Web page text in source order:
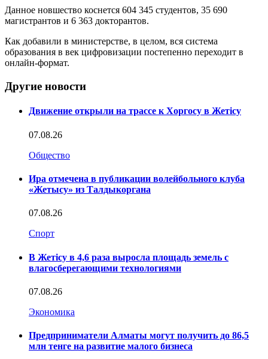
Данное новшество коснется 604 345 студентов, 35 690
магистрантов и 6 363 докторантов.
Как добавили в министерстве, в целом, вся система
образования в век цифровизации постепенно переходит в
онлайн-формат.
Другие новости
Движение открыли на трассе к Хоргосу в Жетісу
07.08.26
Общество
Ира отмечена в публикации волейбольного клуба
«Жетысу» из Талдыкоргана
07.08.26
Спорт
В Жетісу в 4,6 раза выросла площадь земель с
влагосберегающими технологиями
07.08.26
Экономика
Предприниматели Алматы могут получить до 86,5
млн тенге на развитие малого бизнеса